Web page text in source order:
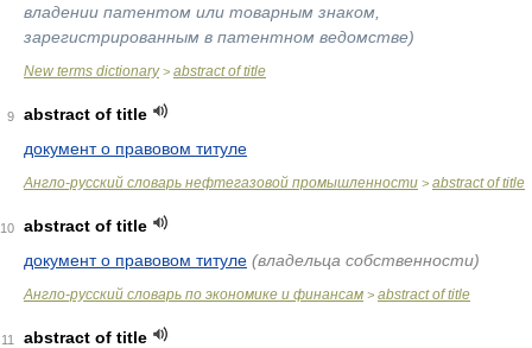
владении патентом или товарным знаком,
зарегистрированным в патентном ведомстве)
New terms dictionary> abstract of title
9
abstract of title
документ о правовом титуле
Англо-русский словарь нефтегазовой промышленности > abstract of title
10
abstract of title
документ о правовом титуле (владельца собственности)
Англо-русский словарь по экономике и финансам > abstract of title
11
abstract of title